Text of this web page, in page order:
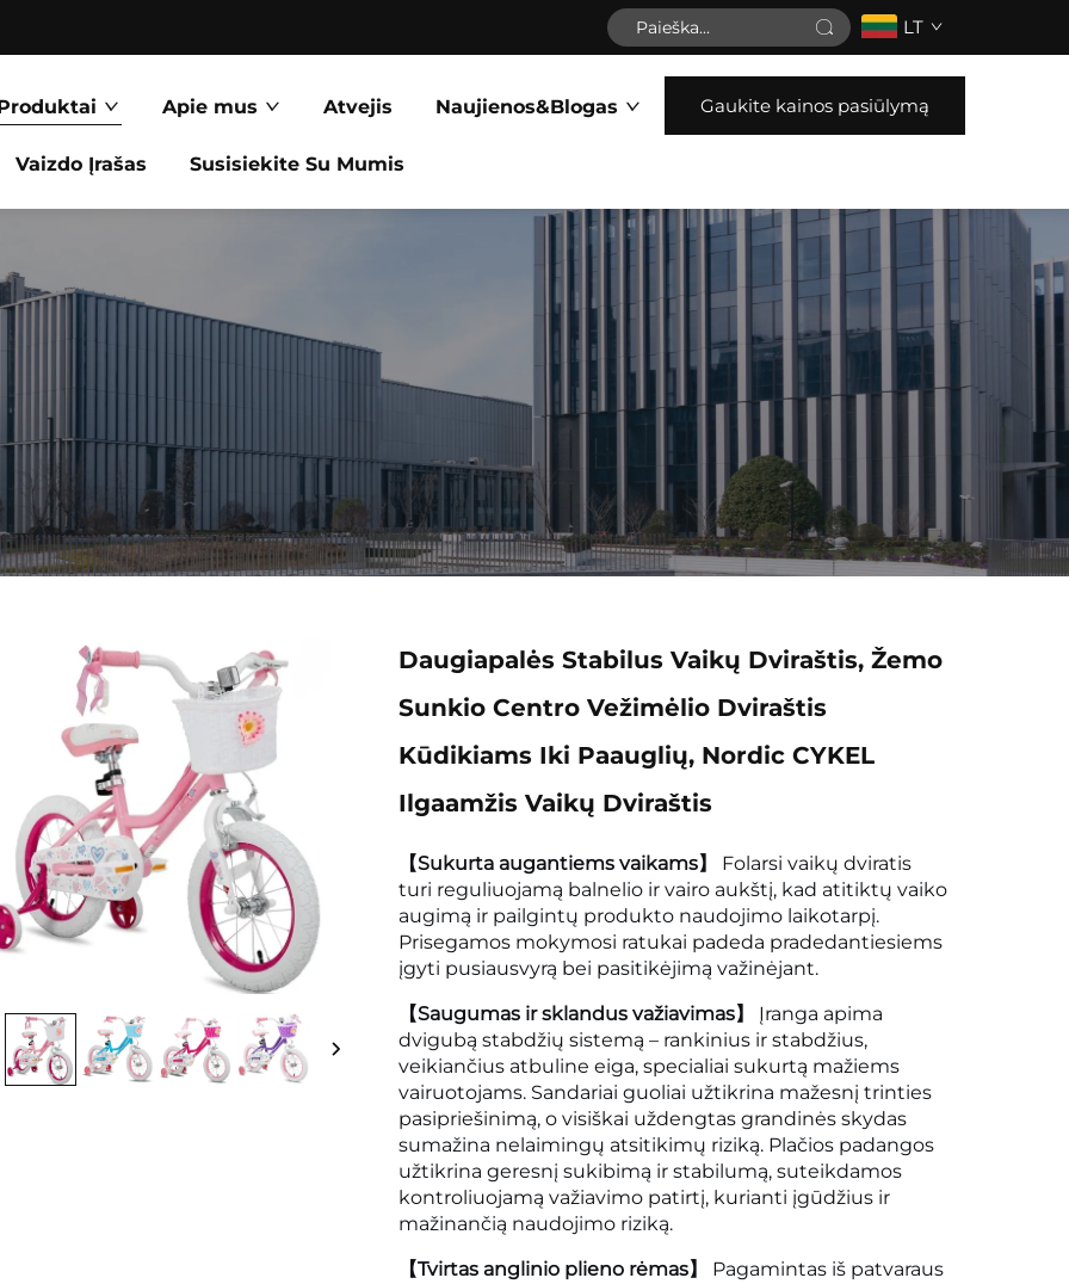
LT
Apie mus Atvejis Naujienos&Blogas
Vaizdo Įrašas Susisiekite Su Mumis
Gaukite kainos pasiūlymą
Daugiapalės Stabilus Vaikų Dviraštis, Žemo
Sunkio Centro Vežimėlio Dviraštis
Kūdikiams Iki Paauglių, Nordic CYKEL
Ilgaamžis Vaikų Dviraštis
【Sukurta augantiems vaikams】 Folarsi vaikų dviratis
turi reguliuojamą balnelio ir vairo aukštį, kad atitiktų vaiko
augimą ir pailgintų produkto naudojimo laikotarpį.
Prisegamos mokymosi ratukai padeda pradedantiesiems
įgyti pusiausvyrą bei pasitikėjimą važinėjant.
【Saugumas ir sklandus važiavimas】 Įranga apima
dvigubą stabdžių sistemą – rankinius ir stabdžius,
veikiančius atbuline eiga, specialiai sukurtą mažiems
vairuotojams. Sandariai guoliai užtikrina mažesnį trinties
pasipriešinimą, o visiškai uždengtas grandinės skydas
sumažina nelaimingų atsitikimų riziką. Plačios padangos
užtikrina geresnį sukibimą ir stabilumą, suteikdamos
kontroliuojamą važiavimo patirtį, kurianti įgūdžius ir
mažinančią naudojimo riziką.
【Tvirtas anglinio plieno rėmas】 Pagamintas iš patvaraus